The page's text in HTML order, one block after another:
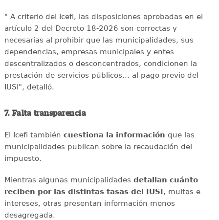
" A criterio del Icefi, las disposiciones aprobadas en el
artículo 2 del Decreto 18-2026 son correctas y
necesarias al prohibir que las municipalidades, sus
dependencias, empresas municipales y entes
descentralizados o desconcentrados, condicionen la
prestación de servicios públicos... al pago previo del
IUSI", detalló.
7. Falta transparencia
El Icefi también cuestiona la información que las
municipalidades publican sobre la recaudación del
impuesto.
Mientras algunas municipalidades detallan cuánto
reciben por las distintas tasas del IUSI, multas e
intereses, otras presentan información menos
desagregada.